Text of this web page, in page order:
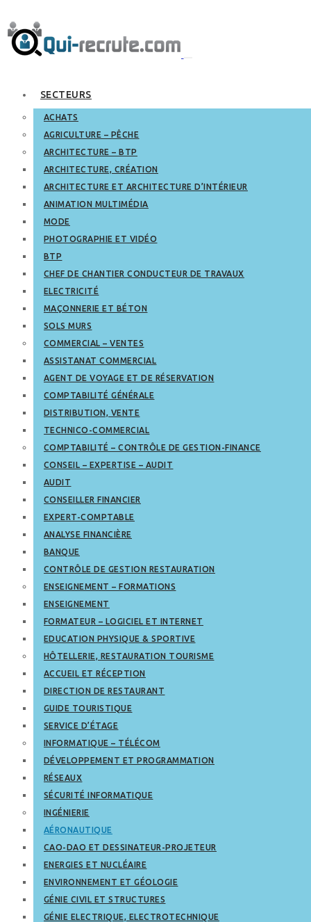
SECTEURS
ACHATS
AGRICULTURE – PÊCHE
ARCHITECTURE – BTP
ARCHITECTURE, CRÉATION
ARCHITECTURE ET ARCHITECTURE D’INTÉRIEUR
ANIMATION MULTIMÉDIA
MODE
PHOTOGRAPHIE ET VIDÉO
BTP
CHEF DE CHANTIER CONDUCTEUR DE TRAVAUX
ELECTRICITÉ
MAÇONNERIE ET BÉTON
SOLS MURS
COMMERCIAL – VENTES
ASSISTANAT COMMERCIAL
AGENT DE VOYAGE ET DE RÉSERVATION
COMPTABILITÉ GÉNÉRALE
DISTRIBUTION, VENTE
TECHNICO-COMMERCIAL
COMPTABILITÉ – CONTRÔLE DE GESTION-FINANCE
CONSEIL – EXPERTISE – AUDIT
AUDIT
CONSEILLER FINANCIER
EXPERT-COMPTABLE
ANALYSE FINANCIÈRE
BANQUE
CONTRÔLE DE GESTION RESTAURATION
ENSEIGNEMENT – FORMATIONS
ENSEIGNEMENT
FORMATEUR – LOGICIEL ET INTERNET
EDUCATION PHYSIQUE & SPORTIVE
HÔTELLERIE, RESTAURATION TOURISME
ACCUEIL ET RÉCEPTION
DIRECTION DE RESTAURANT
GUIDE TOURISTIQUE
SERVICE D’ÉTAGE
INFORMATIQUE – TÉLÉCOM
DÉVELOPPEMENT ET PROGRAMMATION
RÉSEAUX
SÉCURITÉ INFORMATIQUE
INGÉNIERIE
AÉRONAUTIQUE
CAO-DAO ET DESSINATEUR-PROJETEUR
ENERGIES ET NUCLÉAIRE
ENVIRONNEMENT ET GÉOLOGIE
GÉNIE CIVIL ET STRUCTURES
GÉNIE ELECTRIQUE, ELECTROTECHNIQUE